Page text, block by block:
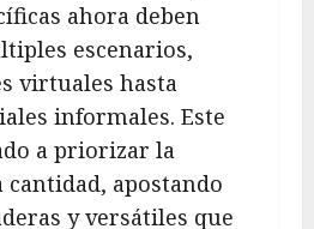
ahora deben
escenarios,
virtuales hasta
informales. Este
a priorizar la
cantidad, apostando
y versátiles que